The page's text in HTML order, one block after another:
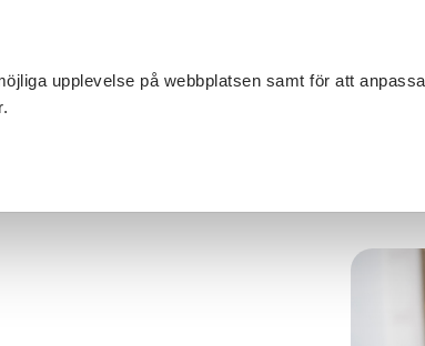
upplevelse på webbplatsen samt för att
OCH EVENEMANG